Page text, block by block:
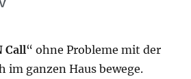
Call“ ohne Probleme mit der
im ganzen Haus bewege.